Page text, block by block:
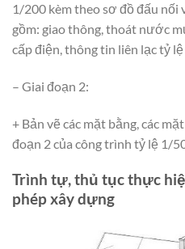
1/200 kèm theo sơ đồ đấu
gồm: giao thông, thoát nước
cấp điện, thông tin liên lạc tỷ
– Giai đoạn 2:
+ Bản vẽ các mặt bằng, các
đoạn 2 của công trình tỷ lệ 1/
Trình tự, thủ tục thực
phép xây dựng